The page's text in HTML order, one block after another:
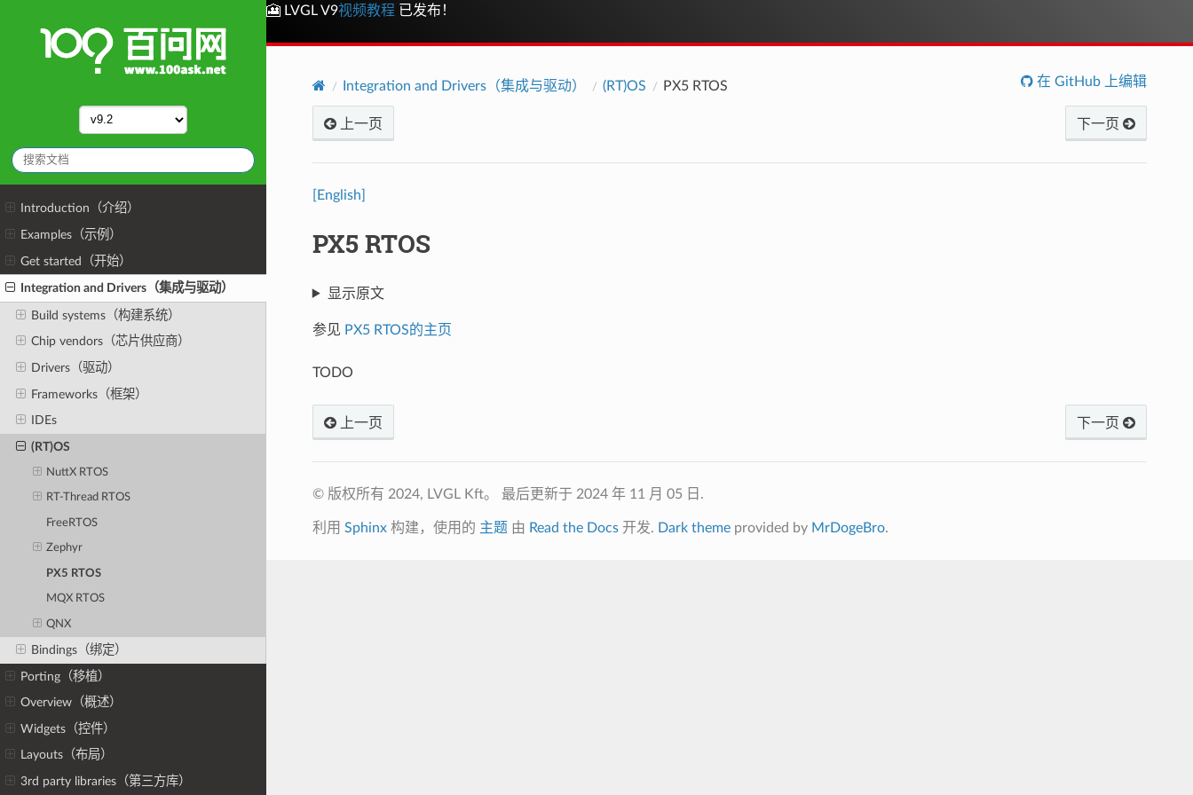
Introduction（介绍）
Examples（示例）
Get started（开始）
Integration and Drivers（集成与驱动）
Build systems（构建系统）
Chip vendors（芯片供应商）
Drivers（驱动）
Frameworks（框架）
IDEs
(RT)OS
NuttX RTOS
RT-Thread RTOS
FreeRTOS
Zephyr
PX5 RTOS
MQX RTOS
QNX
Bindings（绑定）
Porting（移植）
Overview（概述）
Widgets（控件）
Layouts（布局）
3rd party libraries（第三方库）
🎦 LVGL V9视频教程 已发布！
Integration and Drivers（集成与驱动） (RT)OS PX5 RTOS 在 GitHub 上编辑
上一页 下一页
[English]
PX5 RTOS
显示原文
参见 PX5 RTOS的主页
TODO
上一页 下一页
© 版权所有 2024, LVGL Kft。 最后更新于 2024 年 11 月 05 日.
利用 Sphinx构建，使用的 主题 由 Read the Docs开发. Dark themeprovided by MrDogeBro.